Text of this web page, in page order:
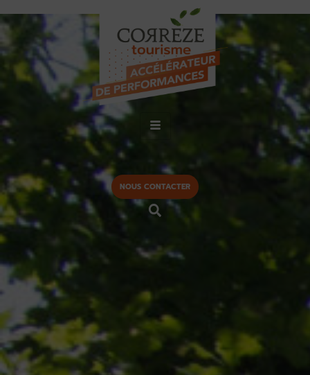
NOUS CONTACTER